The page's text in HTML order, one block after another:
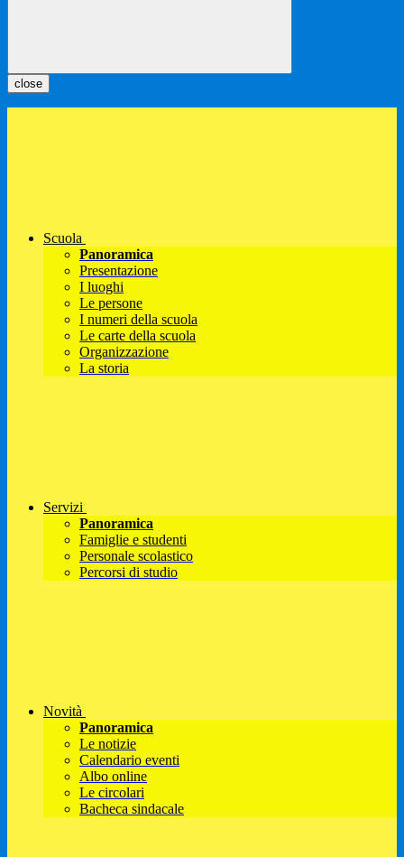
close
Scuola
Panoramica
Presentazione
I luoghi
Le persone
I numeri della scuola
Le carte della scuola
Organizzazione
La storia
Servizi
Panoramica
Famiglie e studenti
Personale scolastico
Percorsi di studio
Novità
Panoramica
Le notizie
Calendario eventi
Albo online
Le circolari
Bacheca sindacale